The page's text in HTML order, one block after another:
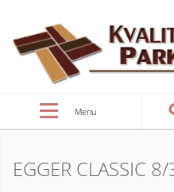
Menu
EGGER CLASSIC